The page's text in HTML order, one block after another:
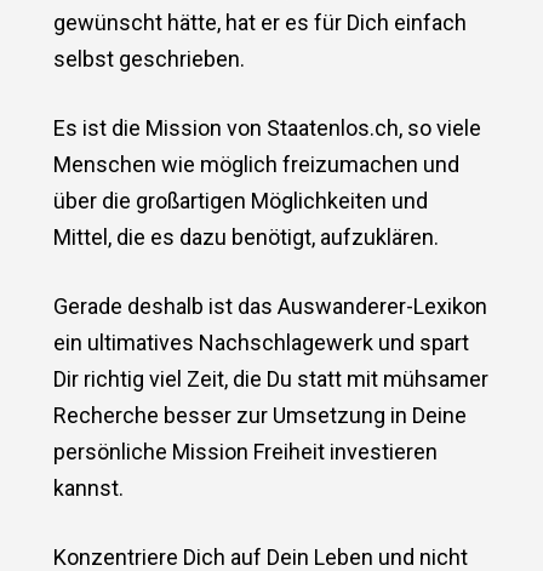
gewünscht hätte, hat er es für Dich einfach
selbst geschrieben.
Es ist die Mission von Staatenlos.ch, so viele
Menschen wie möglich freizumachen und
über die großartigen Möglichkeiten und
Mittel, die es dazu benötigt, aufzuklären.
Gerade deshalb ist das Auswanderer-Lexikon
ein ultimatives Nachschlagewerk und spart
Dir richtig viel Zeit, die Du statt mit mühsamer
Recherche besser zur Umsetzung in Deine
persönliche Mission Freiheit investieren
kannst.
Konzentriere Dich auf Dein Leben und nicht